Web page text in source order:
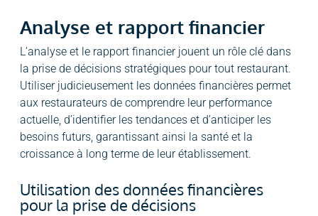
Analyse et rapport financier
L’analyse et le rapport financier jouent un rôle clé dans
la prise de décisions stratégiques pour tout restaurant.
Utiliser judicieusement les données financières permet
aux restaurateurs de comprendre leur performance
actuelle, d’identifier les tendances et d’anticiper les
besoins futurs, garantissant ainsi la santé et la
croissance à long terme de leur établissement.
Utilisation des données financières
pour la prise de décisions